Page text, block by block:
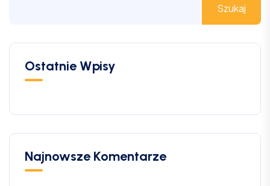
Szukaj
Ostatnie Wpisy
Najnowsze Komentarze